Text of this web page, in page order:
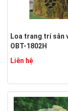
Loa trang trí sân
OBT-1802H
Liên hệ